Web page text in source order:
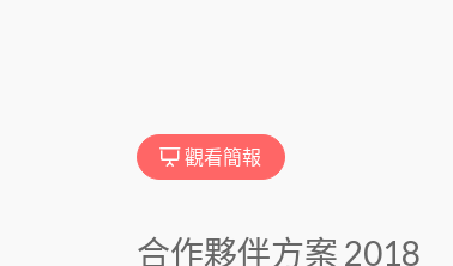
觀看簡報
合作夥伴方案 2018